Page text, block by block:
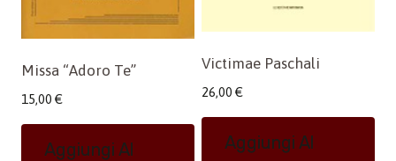
Missa “Adoro Te”
15,00 €
Aggiungi Al
Victimae Paschali
26,00 €
Aggiungi Al